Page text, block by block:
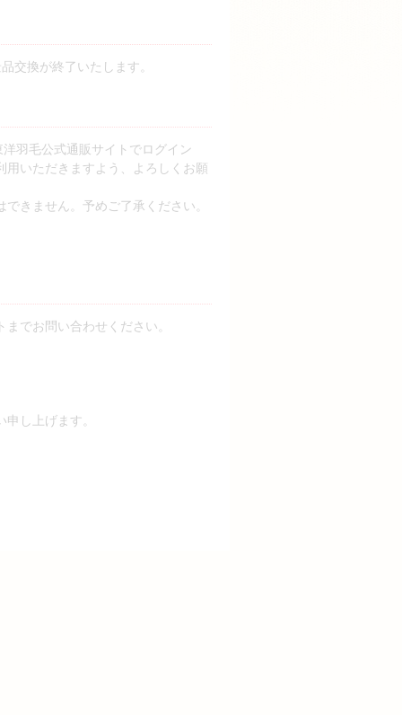
交換が終了いたします。
羽毛公式通販サイトでログイン
いただきますよう、よろしくお願
きません。予めご了承ください。
でお問い合わせください。
し上げます。